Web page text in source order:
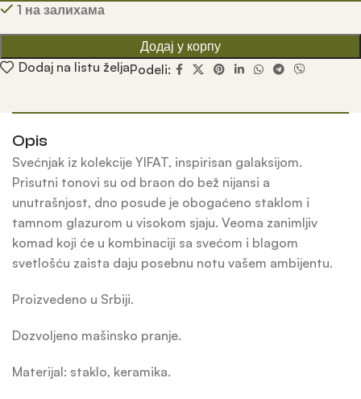
1 на залихама
Додај у корпу
Dodaj na listu željaPodeli:
Opis
Svećnjak iz kolekcije YIFAT, inspirisan galaksijom.
Prisutni tonovi su od braon do bež nijansi a
unutrašnjost, dno posude je obogaćeno staklom i
tamnom glazurom u visokom sjaju. Veoma zanimljiv
komad koji će u kombinaciji sa svećom i blagom
svetlošću zaista daju posebnu notu vašem ambijentu.
Proizvedeno u Srbiji.
Dozvoljeno mašinsko pranje.
Materijal: staklo, keramika.